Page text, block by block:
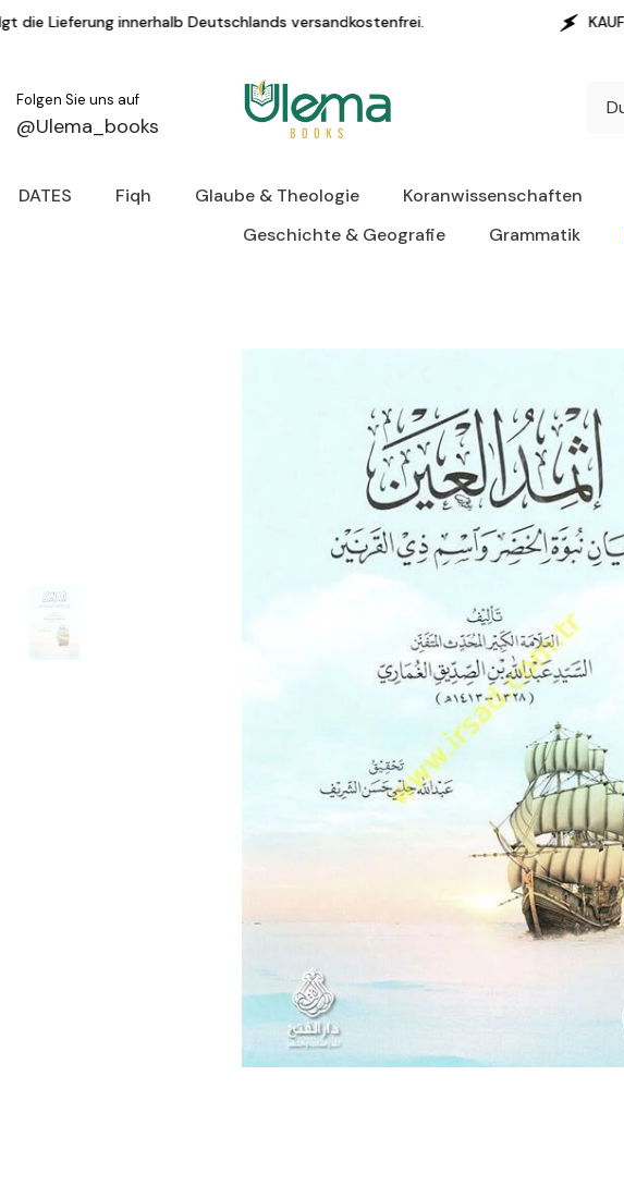
Deutschlands versandkostenfrei. KAUF AUF RECHNUNG
Folgen Sie uns auf
@Ulema_books
DATES Fiqh Glaube & Theologie Koranwissenschaften
Geschichte & Geografie
Grammatik